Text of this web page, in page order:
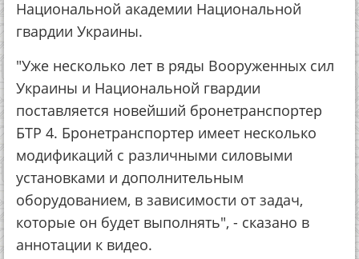
Национальной академии Национальной
гвардии Украины.
"Уже несколько лет в ряды Вооруженных сил
Украины и Национальной гвардии
поставляется новейший бронетранспортер
БТР 4. Бронетранспортер имеет несколько
модификаций с различными силовыми
установками и дополнительным
оборудованием, в зависимости от задач,
которые он будет выполнять", - сказано в
аннотации к видео.